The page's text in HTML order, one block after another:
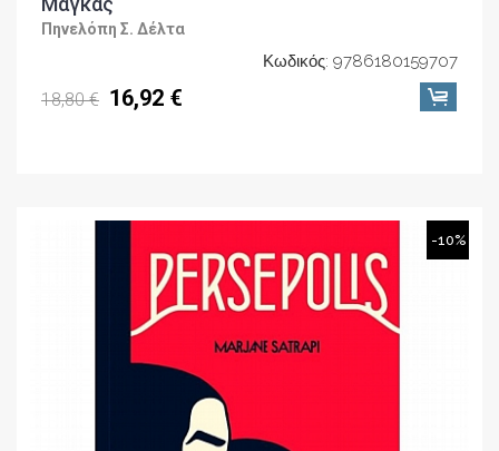
Πηνελόπη Σ. Δέλτα
Κωδικός: 9786180159707
18,80 € 16,92 €
-10%